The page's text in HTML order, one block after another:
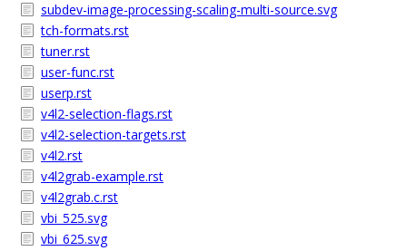
subdev-image-processing-scaling-multi-source.svg
tch-formats.rst
tuner.rst
user-func.rst
userp.rst
v4l2-selection-flags.rst
v4l2-selection-targets.rst
v4l2.rst
v4l2grab-example.rst
v4l2grab.c.rst
vbi_525.svg
vbi_625.svg